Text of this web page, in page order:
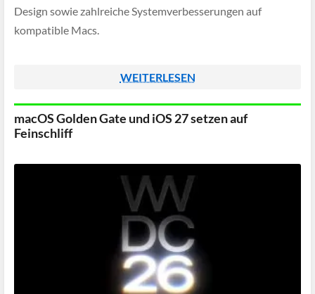
Design sowie zahlreiche Systemverbesserungen auf
kompatible Macs.
WEITERLESEN
macOS Golden Gate und iOS 27 setzen auf
Feinschliff